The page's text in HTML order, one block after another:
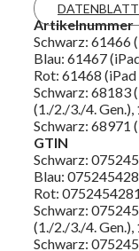
DATENBLATT
Artikelnummer
Schwarz: 61466
Blau: 61467
Rot: 61468
Schwarz: 68183
(1./2./3./4.
Schwarz: 68971
GTIN
Schwarz:
Blau:
Rot:
Schwarz:
(1./2./3./4.
Schwarz: